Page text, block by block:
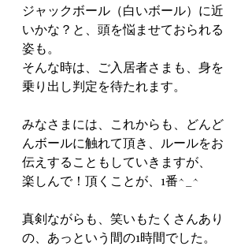
ジャックボール（白いボール）に近
いかな？と、頭を悩ませておられる
姿も。
そんな時は、ご入居者さまも、身を
乗り出し判定を待たれます。
みなさまには、これからも、どんど
んボールに触れて頂き、ルールをお
伝えすることもしていきますが、
楽しんで！頂くことが、1番^_^
真剣ながらも、笑いもたくさんあり
の、あっという間の1時間でした。